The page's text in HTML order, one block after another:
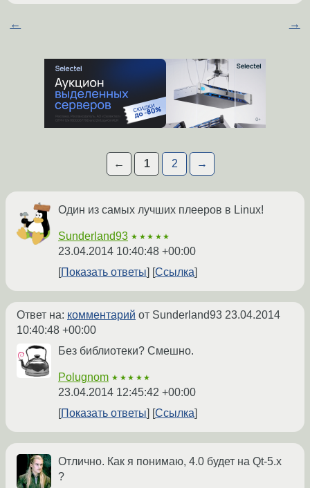
← →
← 1 2 →
Один из самых лучших плееров в Linux!
Sunderland93 ★★★★★
23.04.2014 10:40:48 +00:00
Показать ответы
Ссылка
Ответ на: комментарий от Sunderland93 23.04.2014
10:40:48 +00:00
Без библиотеки? Смешно.
Polugnom ★★★★★
23.04.2014 12:45:42 +00:00
Показать ответы
Ссылка
Отлично. Как я понимаю, 4.0 будет на Qt-5.x
?